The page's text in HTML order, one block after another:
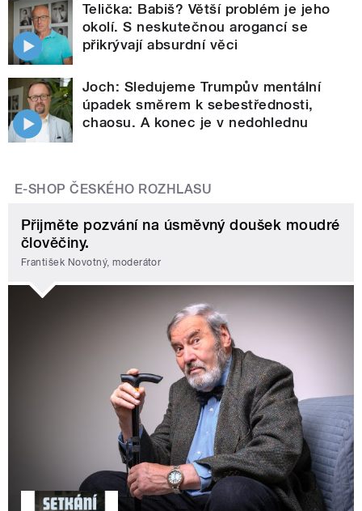
Telička: Babiš? Větší problém je jeho
okolí. S neskutečnou arogancí se
přikrývají absurdní věci
Joch: Sledujeme Trumpův mentální
úpadek směrem k sebestřednosti,
chaosu. A konec je v nedohlednu
E-SHOP ČESKÉHO ROZHLASU
Přijměte pozvání na úsměvný doušek moudré
člověčiny.
František Novotný, moderátor